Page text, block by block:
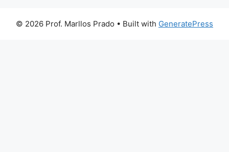
© 2026 Prof. Marllos Prado • Built with GeneratePress